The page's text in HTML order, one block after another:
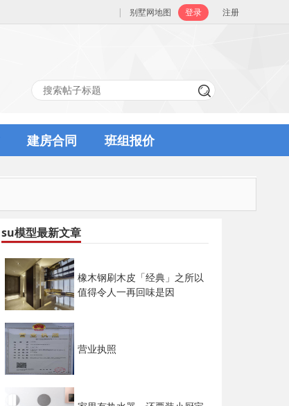
登录 注册
| 别墅网地图
建房合同 班组报价
su模型最新文章
橡木钢刷木皮「经典」之所以
值得令人一再回味是因
营业执照